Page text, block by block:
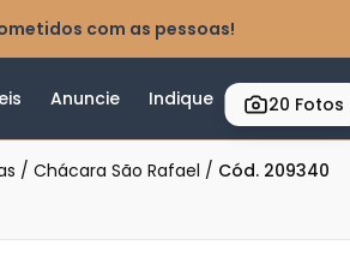
com as pessoas!
Anuncie Indique Valor do
20 Fotos
/ Chácara São Rafael / Cód. 209340